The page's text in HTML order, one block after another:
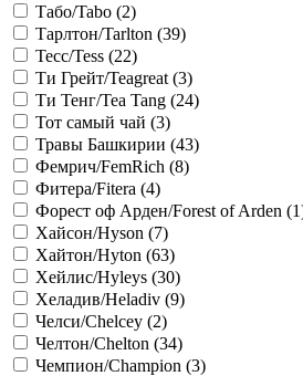
Табо/Tabo (2)
Тарлтон/Tarlton (39)
Тесс/Tess (22)
Ти Грейт/Teagreat (3)
Ти Тенг/Tea Tang (24)
Тот самый чай (3)
Травы Башкирии (43)
Фемрич/FemRich (8)
Фитера/Fitera (4)
Форест оф Арден/Forest of Arden (1
Хайсон/Hyson (7)
Хайтон/Hyton (63)
Хейлис/Hyleys (30)
Хеладив/Heladiv (9)
Челси/Chelcey (2)
Челтон/Chelton (34)
Чемпион/Сhampion (3)